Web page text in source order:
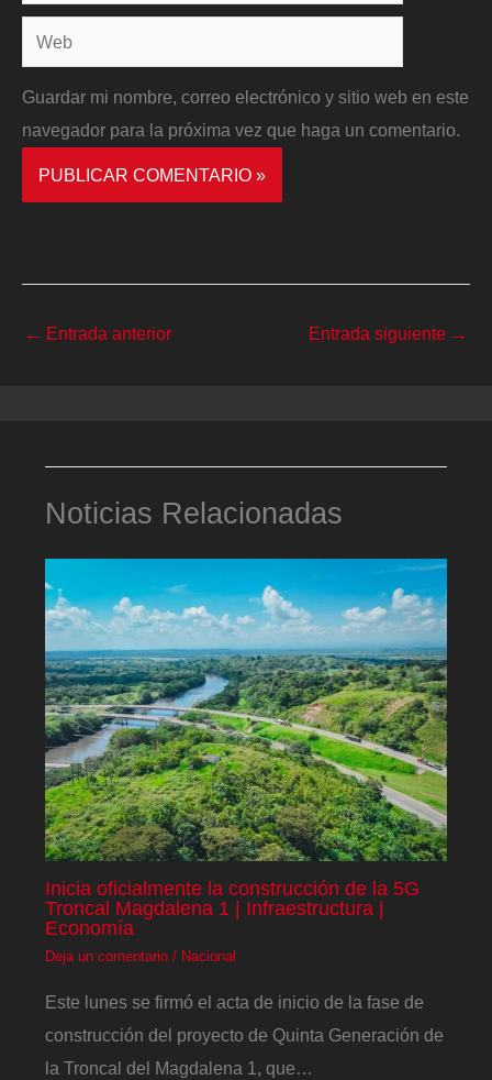
Web
Guardar mi nombre, correo electrónico y sitio web en este
navegador para la próxima vez que haga un comentario.
← Entrada anterior Entrada siguiente →
Noticias Relacionadas
Inicia oficialmente la construcción de la 5G
Troncal Magdalena 1 | Infraestructura |
Economía
Deja un comentario / Nacional
Este lunes se firmó el acta de inicio de la fase de
construcción del proyecto de Quinta Generación de
la Troncal del Magdalena 1, que…